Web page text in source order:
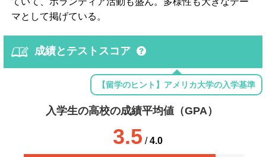
マとして掲げている。
成績とテストスコア
【留学のヒント】アメリカ大学の入学基準
入学生の高校の成績平均値（GPA）
3.5 /4.0